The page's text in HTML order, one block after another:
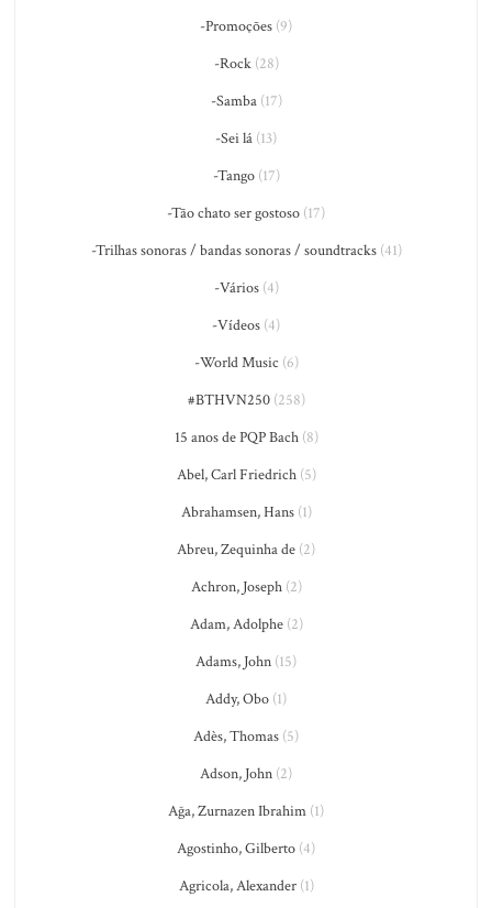
-Promoções (9)
-Rock(28)
-Samba(17)
-Sei lá (13)
-Tango(17)
-Tão chato ser gostoso (17)
-Trilhas sonoras / bandas sonoras / soundtracks(41)
-Vários(4)
-Vídeos (4)
-World Music (6)
#BTHVN250(258)
15 anos de PQP Bach(8)
Abel, Carl Friedrich(5)
Abrahamsen, Hans(1)
Abreu, Zequinha de (2)
Achron, Joseph(2)
Adam, Adolphe(2)
Adams, John (15)
Addy, Obo (1)
Adès, Thomas (5)
Adson, John (2)
Ağa, Zurnazen Ibrahim (1)
Agostinho, Gilberto (4)
Agricola, Alexander(1)